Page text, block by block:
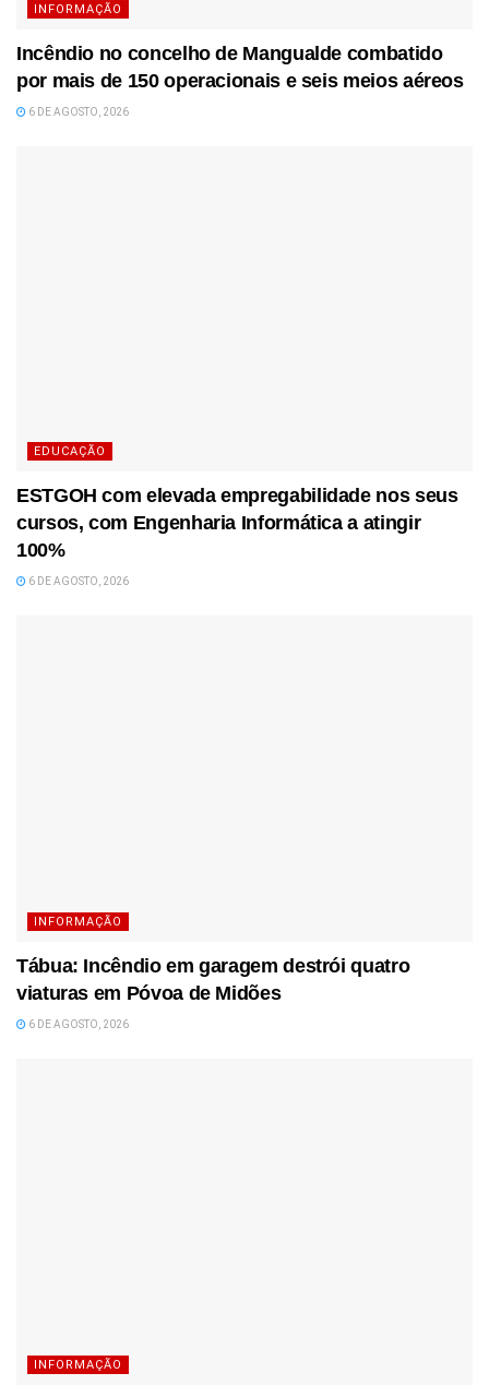
INFORMAÇÃO
Incêndio no concelho de Mangualde combatido
por mais de 150 operacionais e seis meios aéreos
6 DE AGOSTO, 2026
EDUCAÇÃO
ESTGOH com elevada empregabilidade nos seus
cursos, com Engenharia Informática a atingir
100%
6 DE AGOSTO, 2026
INFORMAÇÃO
Tábua: Incêndio em garagem destrói quatro
viaturas em Póvoa de Midões
6 DE AGOSTO, 2026
INFORMAÇÃO